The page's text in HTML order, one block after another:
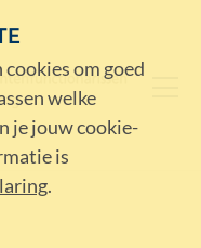
om goed
welke
je jouw cookie-
is
.